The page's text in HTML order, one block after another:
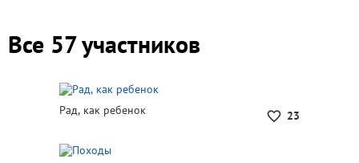
Все 57 участников
23
Рад, как ребенок